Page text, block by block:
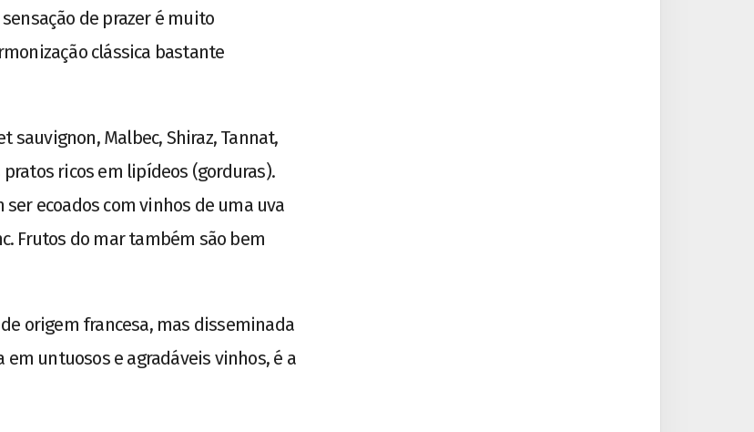
de prazer é muito
clássica bastante
sauvignon, Malbec, Shiraz, Tannat,
ricos em lipídeos (gorduras).
ecoados com vinhos de uma uva
Frutos do mar também são bem
origem francesa, mas disseminada
untuosos e agradáveis vinhos, é a